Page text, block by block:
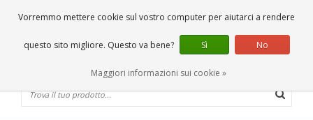
0 Articoli
IT
Vorremmo mettere cookie sul vostro computer per aiutarci a rendere
questo sito migliore. Questo va bene? Sì No
Maggiori informazioni sui cookie »